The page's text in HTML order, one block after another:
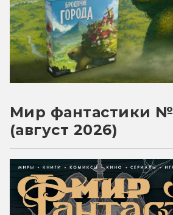
Мир фантастики №
(август 2026)